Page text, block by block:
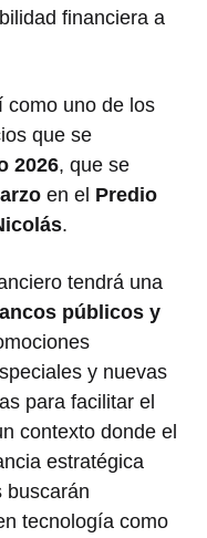
financiera a
como uno de los
que se
2026, que se
en el Predio
.
tendrá una
públicos y
y nuevas
para facilitar el
contexto donde el
estratégica
buscarán
tecnología como